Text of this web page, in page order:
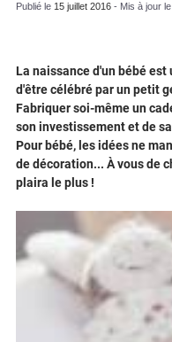
Publié le 15 juillet 2016 - Mis à jour le
La naissance d'un bébé
d'être célébré par un petit
Fabriquer soi-même un
son investissement et de
Pour bébé, les idées ne
de décoration... À vous de
plaira le plus !